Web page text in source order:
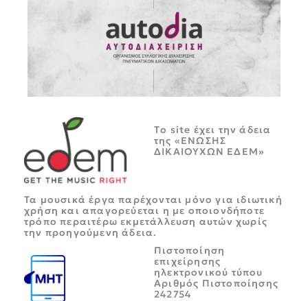
Tο site έχει την άδεια
της «ΕΝΩΣΗΣ
ΔΙΚΑΙΟΥΧΩΝ ΕΔΕΜ»
Τα μουσικά έργα παρέχονται μόνο για ιδιωτική
χρήση και απαγορεύεται η με οποιονδήποτε
τρόπο περαιτέρω εκμετάλλευση αυτών χωρίς
την προηγούμενη άδεια.
Πιστοποίηση
επιχείρησης
ηλεκτρονικού τύπου
Αριθμός Πιστοποίησης
242754